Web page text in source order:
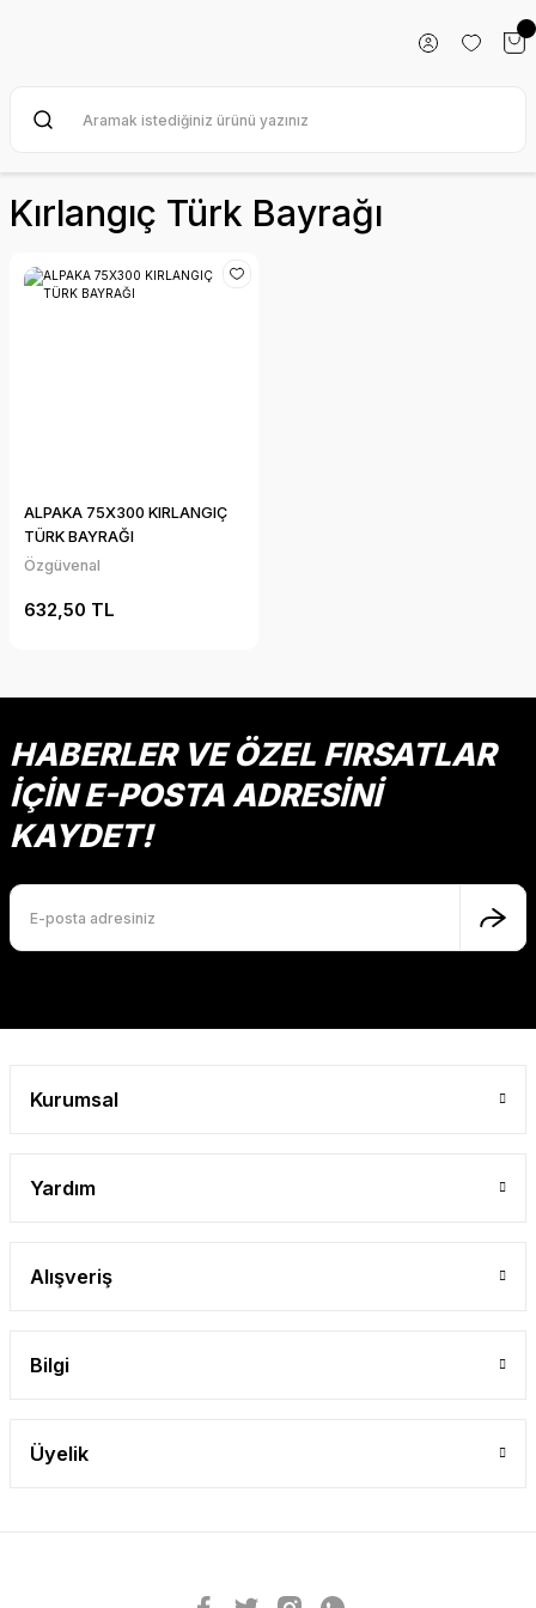
Kırlangıç Türk Bayrağı
ALPAKA 75X300 KIRLANGIÇ
TÜRK BAYRAĞI
Özgüvenal
632,50 TL
HABERLER VE ÖZEL FIRSATLAR
İÇİN E-POSTA ADRESİNİ
KAYDET!
Kurumsal
Yardım
Alışveriş
Bilgi
Üyelik